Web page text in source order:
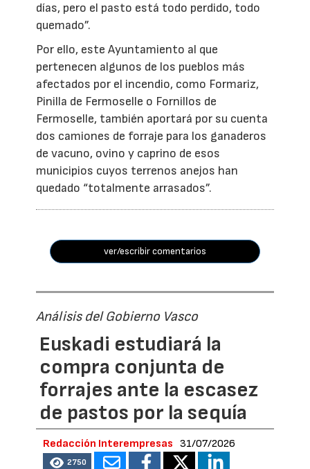
días, pero el pasto está todo perdido, todo
quemado”.
Por ello, este Ayuntamiento al que
pertenecen algunos de los pueblos más
afectados por el incendio, como Formariz,
Pinilla de Fermoselle o Fornillos de
Fermoselle, también aportará por su cuenta
dos camiones de forraje para los ganaderos
de vacuno, ovino y caprino de esos
municipios cuyos terrenos anejos han
quedado “totalmente arrasados”.
ver/escribir comentarios
Análisis del Gobierno Vasco
Euskadi estudiará la
compra conjunta de
forrajes ante la escasez
de pastos por la sequía
Redacción Interempresas 31/07/2026
2750